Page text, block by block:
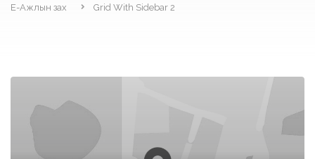
Е-Ажлын зах Grid With Sidebar 2